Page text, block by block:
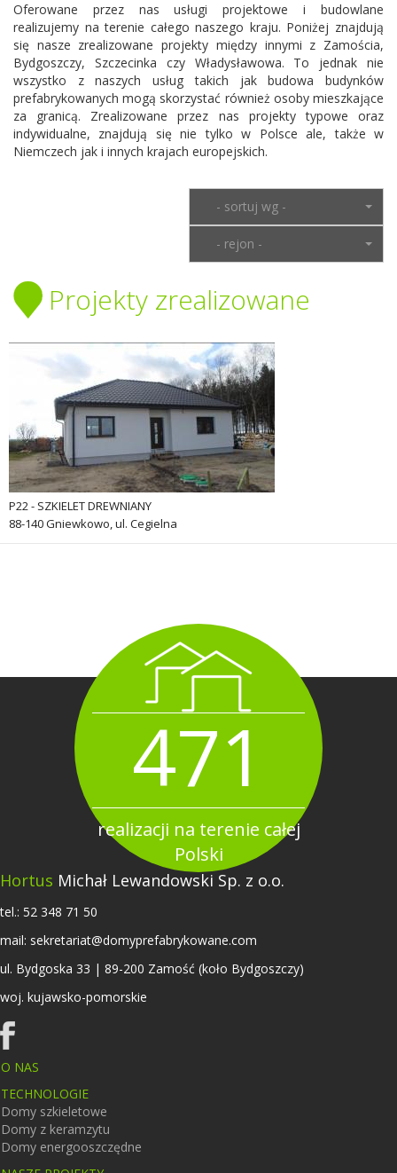
Oferowane przez nas usługi projektowe i budowlane
realizujemy na terenie całego naszego kraju. Poniżej znajdują
się nasze zrealizowane projekty między innymi z Zamościa,
Bydgoszczy, Szczecinka czy Władysławowa. To jednak nie
wszystko z naszych usług takich jak budowa budynków
prefabrykowanych mogą skorzystać również osoby mieszkające
za granicą. Zrealizowane przez nas projekty typowe oraz
indywidualne, znajdują się nie tylko w Polsce ale, także w
Niemczech jak i innych krajach europejskich.
- sortuj wg -
- rejon -
Projekty zrealizowane
P22 - SZKIELET DREWNIANY
88-140 Gniewkowo, ul. Cegielna
471
realizacji na terenie całej
Polski
Hortus Michał Lewandowski Sp. z o.o.
tel.: 52 348 71 50
mail: sekretariat@domyprefabrykowane.com
ul. Bydgoska 33 | 89-200 Zamość (koło Bydgoszczy)
woj. kujawsko-pomorskie
O NAS
TECHNOLOGIE
Domy szkieletowe
Domy z keramzytu
Domy energooszczędne